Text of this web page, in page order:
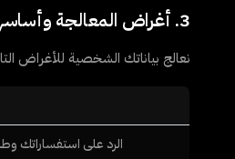
3. أغراض المعالجة وأساسها القانوني
نعالج بياناتك الشخصية للأغراض
الرد على استفساراتك